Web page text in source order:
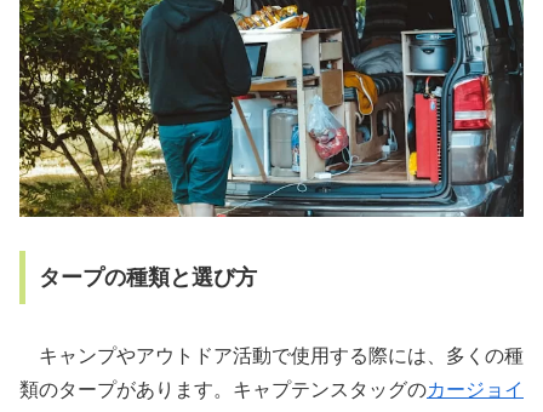
タープの種類と選び方
キャンプやアウトドア活動で使用する際には、多くの種
類のタープがあります。キャプテンスタッグのカージョイ